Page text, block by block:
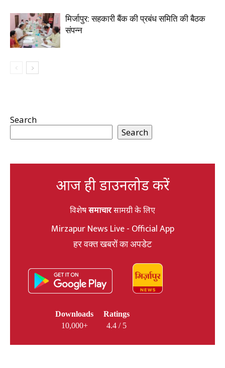
मिर्जापुर: सहकारी बैंक की प्रबंध समिति की बैठक
संपन्न
Search
Search
आज ही डाउनलोड करें
विशेषसमाचारसामग्री के लिए
Mirzapur News Live - Official App
हर वक्त खबरों का अपडेट
Downloads
10,000+
Ratings
4.4 / 5